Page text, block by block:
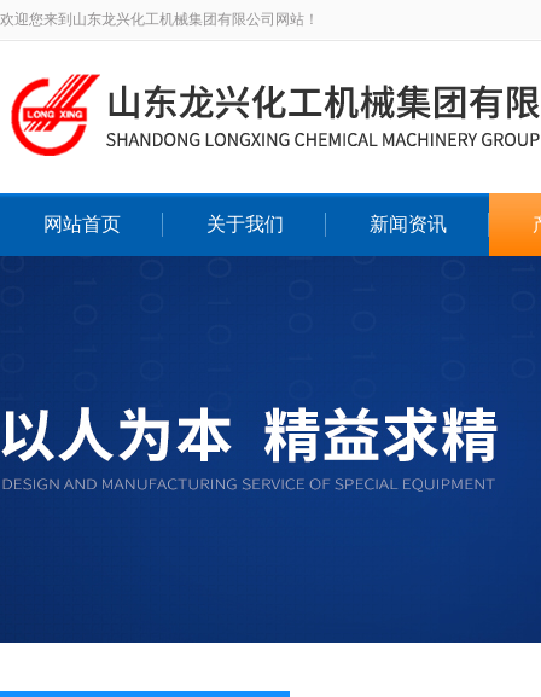
欢迎您来到山东龙兴化工机械集团有限公司网站！
网站首页 关于我们 新闻资讯